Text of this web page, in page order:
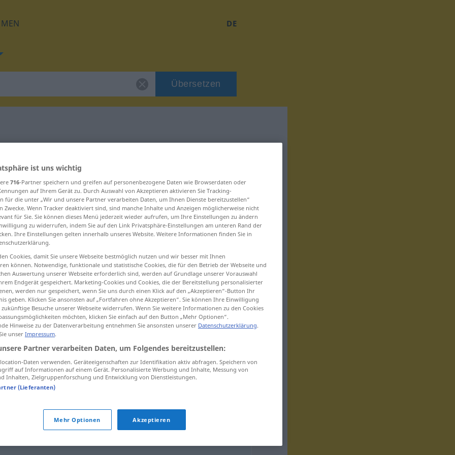
DE
Übersetzen
für "wohlig"
чувство mir ist so wohligzumute
ist uns wichtig
716-Partner speichern und greifen auf personenbezogene Daten wie Browserdaten oder
auf Ihrem Gerät zu. Durch Auswahl von Akzeptieren aktivieren Sie Tracking-
für die unter „Wir und unsere Partner verarbeiten Daten, um Ihnen Dienste bereitzustellen“
Zwecke. Wenn Tracker deaktiviert sind, sind manche Inhalte und Anzeigen möglicherweise nicht
für Sie. Sie können dieses Menü jederzeit wieder aufrufen, um Ihre Einstellungen zu ändern
zu widerrufen, indem Sie auf den Link Privatsphäre-Einstellungen am unteren Rand der
Ihre Einstellungen gelten innerhalb unseres Website. Weitere Informationen finden Sie in
Cookies, damit Sie unsere Webseite bestmöglich nutzen und wir besser mit Ihnen
können. Notwendige, funktionale und statistische Cookies, die für den Betrieb der Webseite und
Auswertung unserer Webseite erforderlich sind, werden auf Grundlage unserer Vorauswahl
Endgerät gespeichert. Marketing-Cookies und Cookies, die der Bereitstellung personalisierter
werden nur gespeichert, wenn Sie uns durch einen Klick auf den „Akzeptieren“-Button Ihr
geben. Klicken Sie ansonsten auf „Fortfahren ohne Akzeptieren“. Sie können Ihre Einwilligung
Besuche unserer Webseite widerrufen. Wenn Sie weitere Informationen zu den Cookies
möchten, klicken Sie einfach auf den Button „Mehr Optionen“.
Hinweise zu der Datenverarbeitung entnehmen Sie ansonsten unserer Datenschutzerklärung.
unser Impressum.
Partner verarbeiten Daten, um Folgendes bereitzustellen:
Daten verwenden. Geräteeigenschaften zur Identifikation aktiv abfragen. Speichern von
auf Informationen auf einem Gerät. Personalisierte Werbung und Inhalte, Messung von
Inhalten, Zielgruppenforschung und Entwicklung von Dienstleistungen.
(Lieferanten)
Mehr Optionen Akzeptieren